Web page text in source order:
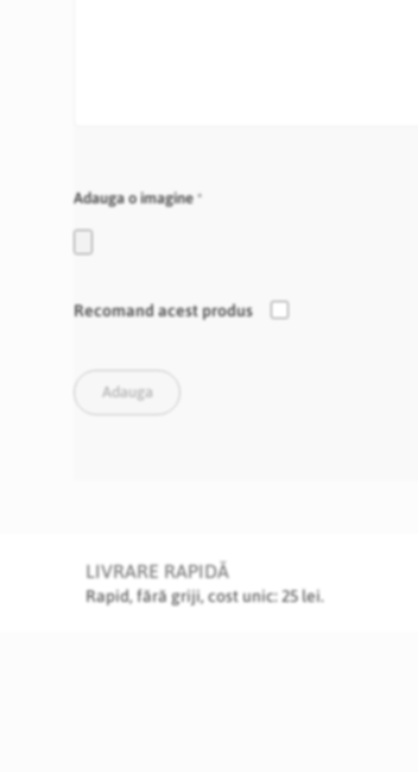
Adauga o imagine
Recomand acest produs
Adauga
LIVRARE RAPIDĂ
Rapid, fără griji, cost unic: 25 lei.